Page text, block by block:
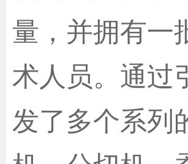
量，并拥有一
术人员。通过
发了多个系列